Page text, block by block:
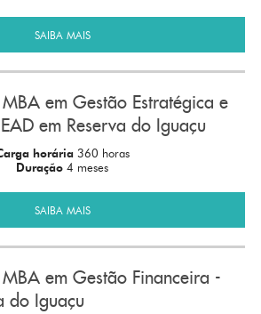
SAIBA MAIS
em Gestão Estratégica e
em Reserva do Iguaçu
horária 360 horas
Duração 4 meses
SAIBA MAIS
em Gestão Financeira -
do Iguaçu